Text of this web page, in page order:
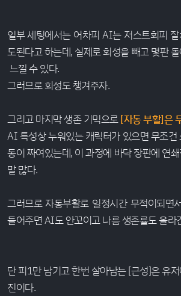
일부 세팅에서는 어차피 AI는 저스트회피
도된다고 하는데, 실제로 회성을 빼고 몇판
느낄 수 있다.
그러므로 회성도 챙겨주자.
그리고 마지막 생존 기믹으로 [자동 부활]은
AI 특성상 누워있는 캐릭터가 있으면 무조건
동이 짜여있는데, 이 과정에 바닥 장판에 연
말 많다.
그러므로 자동부활로 일정시간 무적이되면
들어주면 AI도 안꼬이고 나름 생존률도 올라
단 피1만 남기고 한번 살아남는 [근성]은 유
진이다.